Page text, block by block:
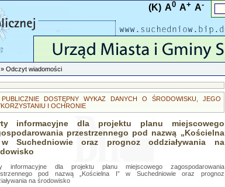
(K) A0 A+ A-
Odczyt wiadomości
PUBLICZNIE DOSTĘPNY WYKAZ DANYCH O ŚRODOWISKU, JEGO
I OCHRONIE
informacyjne dla projektu planu miejscowego
przestrzennego pod nazwą „Kościelna
Suchedniowie oraz prognoz oddziaływania na
informacyjne dla projektu planu miejscowego zagospodarowania
pod nazwą „Kościelna I” w Suchedniowie oraz prognoz
na środowisko